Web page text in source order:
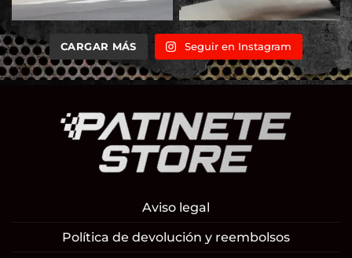
CARGAR MÁS Seguir en Instagram
Aviso legal
Política de devolución y reembolsos